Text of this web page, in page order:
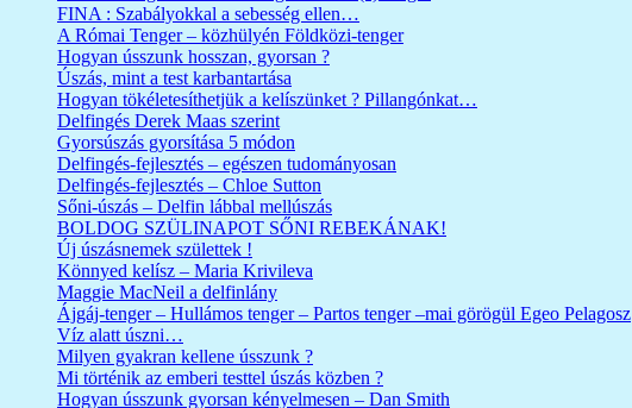
FINA : Szabályokkal a sebesség ellen…
A Római Tenger – közhülyén Földközi-tenger
Hogyan ússzunk hosszan, gyorsan ?
Úszás, mint a test karbantartása
Hogyan tökéletesíthetjük a kelíszünket ? Pillangónkat…
Delfingés Derek Maas szerint
Gyorsúszás gyorsítása 5 módon
Delfingés-fejlesztés – egészen tudományosan
Delfingés-fejlesztés – Chloe Sutton
Sőni-úszás – Delfin lábbal mellúszás
BOLDOG SZÜLINAPOT SŐNI REBEKÁNAK!
Új úszásnemek születtek !
Könnyed kelísz – Maria Krivileva
Maggie MacNeil a delfinlány
Ájgáj-tenger – Hullámos tenger – Partos tenger –mai görögül Egeo Pelagosz
Víz alatt úszni…
Milyen gyakran kellene ússzunk ?
Mi történik az emberi testtel úszás közben ?
Hogyan ússzunk gyorsan kényelmesen – Dan Smith